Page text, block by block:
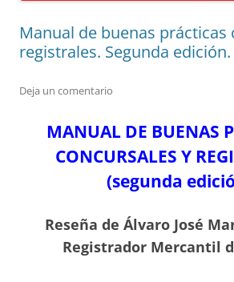
Manual de buenas prácticas
registrales. Segunda edición.
Deja un comentario
MANUAL DE BUENAS
CONCURSALES Y
(segunda
Reseña de Álvaro José
Registrador Mercantil